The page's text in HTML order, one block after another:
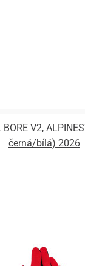
V2,
černá/bílá) 2026